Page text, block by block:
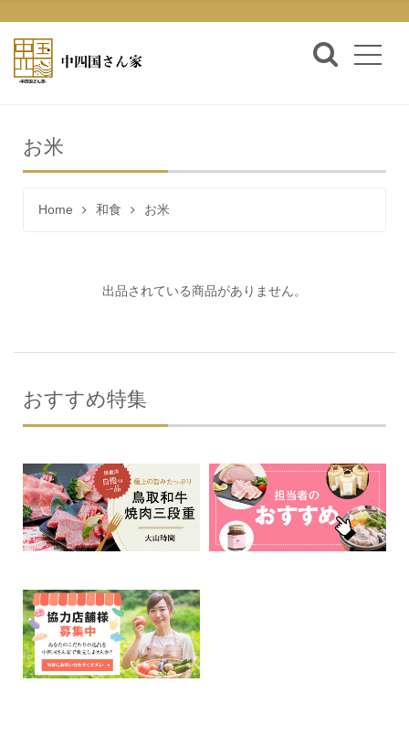
お米
Home 和食 お米
出品されている商品がありません。
おすすめ特集